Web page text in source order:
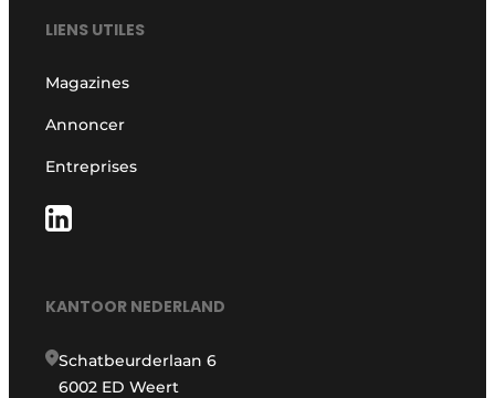
LIENS UTILES
Magazines
Annoncer
Entreprises
KANTOOR NEDERLAND
Schatbeurderlaan 6
6002 ED Weert